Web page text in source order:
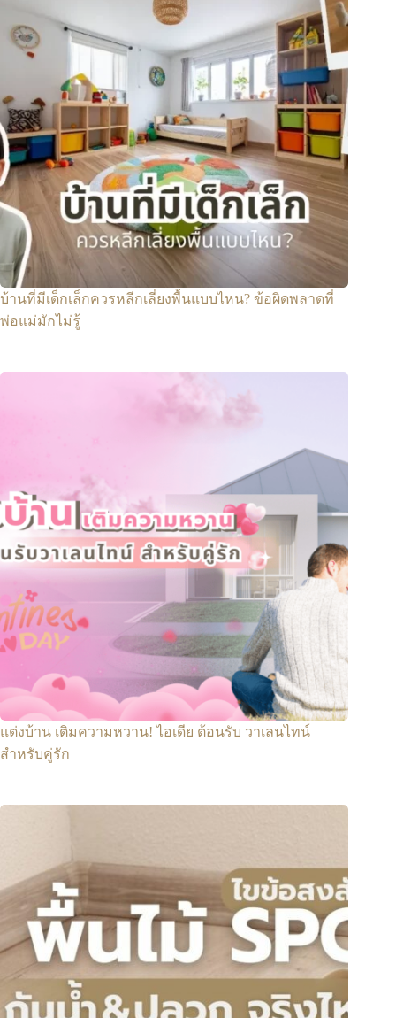
บ้านที่มีเด็กเล็กควรหลีกเลี่ยงพื้นแบบไหน? ข้อผิดพลาดที่
พ่อแม่มักไม่รู้
แต่งบ้าน เติมความหวาน! ไอเดีย ต้อนรับ วาเลนไทน์
สำหรับคู่รัก